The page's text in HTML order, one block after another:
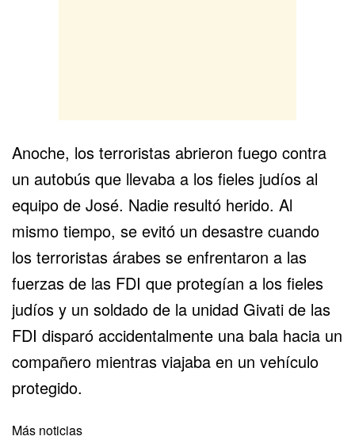
Anoche, los terroristas abrieron fuego contra
un autobús que llevaba a los fieles judíos al
equipo de José. Nadie resultó herido. Al
mismo tiempo, se evitó un desastre cuando
los terroristas árabes se enfrentaron a las
fuerzas de las FDI que protegían a los fieles
judíos y un soldado de la unidad Givati de las
FDI disparó accidentalmente una bala hacia un
compañero mientras viajaba en un vehículo
protegido.
Más noticias